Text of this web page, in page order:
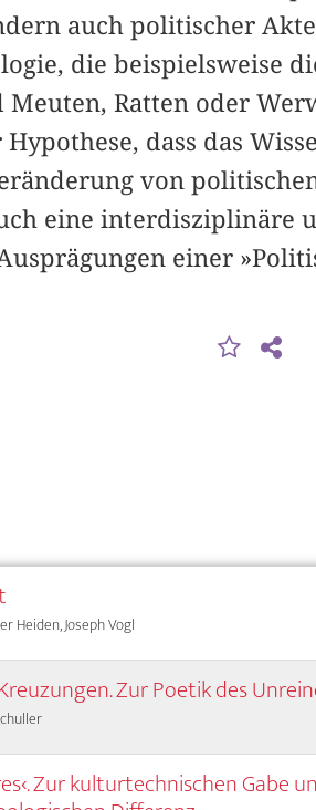
auch politischer
die beispielsweise
Ratten oder
dass das
von
eine interdisziplinäre
einer
Heiden, Joseph Vogl
Zur Poetik des
Zur kulturtechnischen Gabe